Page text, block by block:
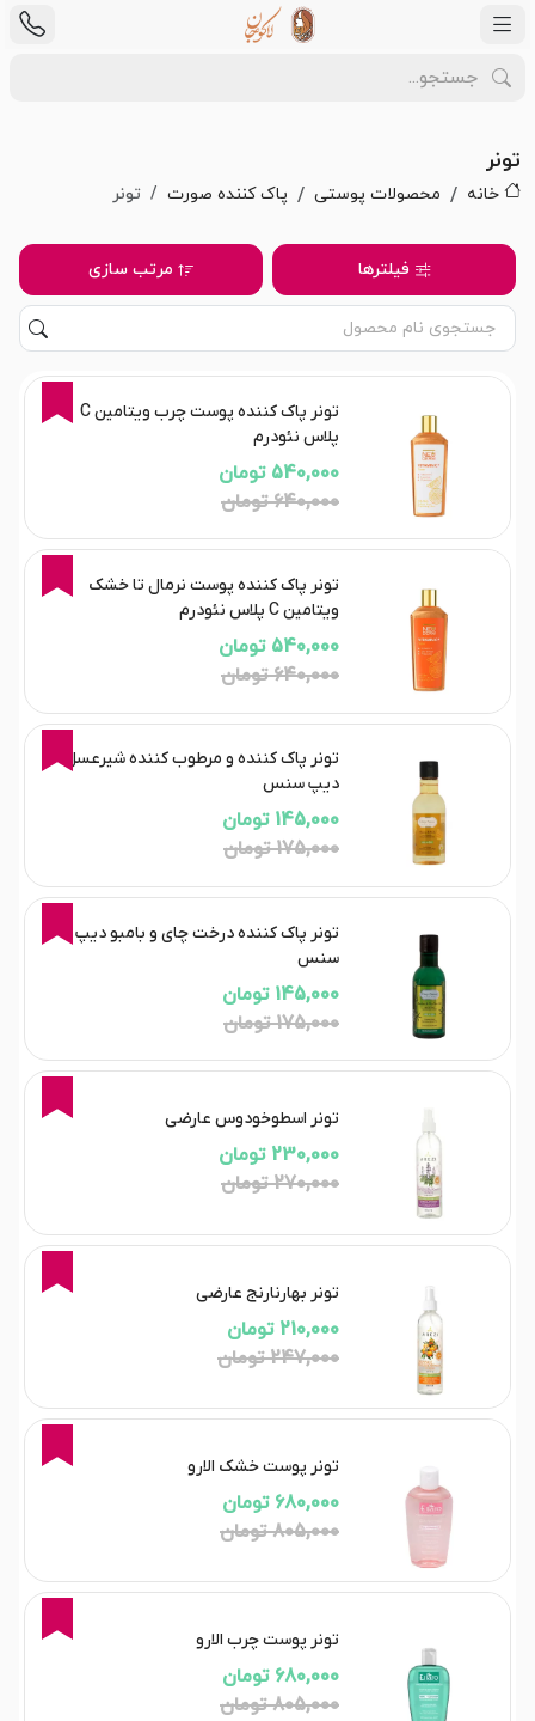
تونر
خانه محصولات پوستی پاک کننده صورت تونر
فیلترها مرتب سازی
16%
تونر پاک کننده پوست چرب ویتامین C
پلاس نئودرم
540,000 تومان
640,000 تومان
16%
تونر پاک کننده پوست نرمال تا خشک
ویتامین C پلاس نئودرم
540,000 تومان
640,000 تومان
17%
تونر پاک کننده و مرطوب کننده شیرعسل
دیپ سنس
145,000 تومان
175,000 تومان
17%
تونر پاک کننده درخت چای و بامبو دیپ
سنس
145,000 تومان
175,000 تومان
15%
تونر اسطوخودوس عارضی
230,000 تومان
270,000 تومان
15%
تونر بهارنارنج عارضی
210,000 تومان
247,000 تومان
16%
تونر پوست خشک الارو
680,000 تومان
805,000 تومان
16%
تونر پوست چرب الارو
680,000 تومان
805,000 تومان